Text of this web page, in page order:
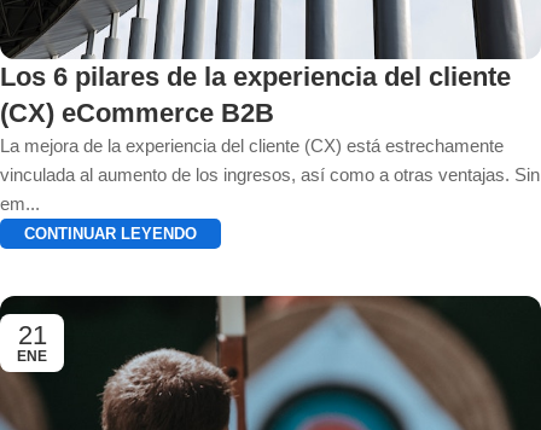
Los 6 pilares de la experiencia del cliente
(CX) eCommerce B2B
La mejora de la experiencia del cliente (CX) está estrechamente
vinculada al aumento de los ingresos, así como a otras ventajas. Sin
em...
CONTINUAR LEYENDO
21
ENE